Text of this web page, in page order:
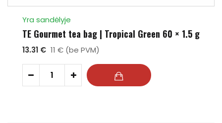
Yra sandėlyje
TE Gourmet tea bag | Tropical Green 60 × 1.5 g
13.31 € 11 € (be PVM)
- +